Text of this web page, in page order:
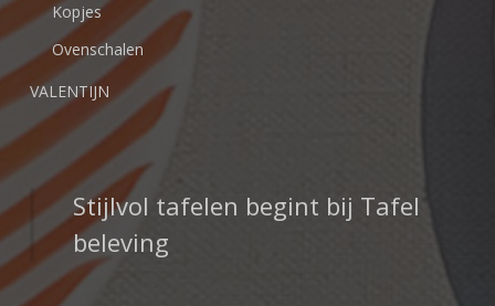
Kopjes
Ovenschalen
VALENTIJN
Stijlvol tafelen begint bij Tafel
beleving